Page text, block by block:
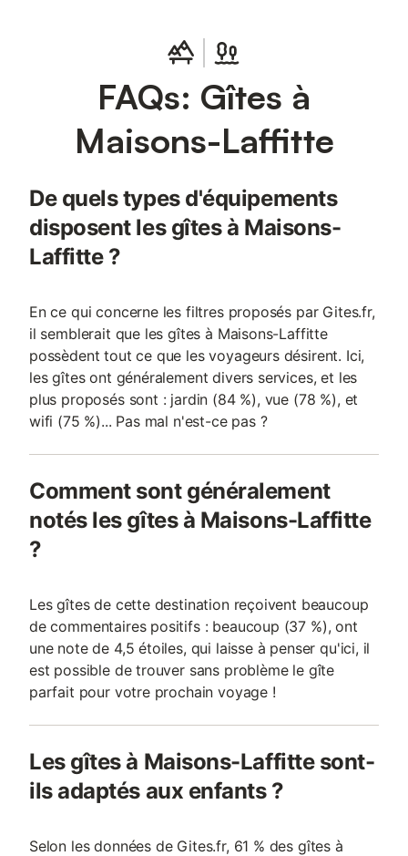
FAQs: Gîtes à
Maisons-Laffitte
De quels types d'équipements
disposent les gîtes à Maisons-
Laffitte ?
En ce qui concerne les filtres proposés par Gites.fr,
il semblerait que les gîtes à Maisons-Laffitte
possèdent tout ce que les voyageurs désirent. Ici,
les gîtes ont généralement divers services, et les
plus proposés sont : jardin (84 %), vue (78 %), et
wifi (75 %)... Pas mal n'est-ce pas ?
Comment sont généralement
notés les gîtes à Maisons-Laffitte
?
Les gîtes de cette destination reçoivent beaucoup
de commentaires positifs : beaucoup (37 %), ont
une note de 4,5 étoiles, qui laisse à penser qu'ici, il
est possible de trouver sans problème le gîte
parfait pour votre prochain voyage !
Les gîtes à Maisons-Laffitte sont-
ils adaptés aux enfants ?
Selon les données de Gites.fr, 61 % des gîtes à